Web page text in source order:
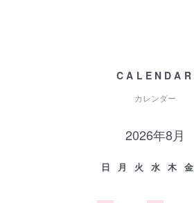
CALENDAR
カレンダー
2026年8月
日 月 火 水 木 金